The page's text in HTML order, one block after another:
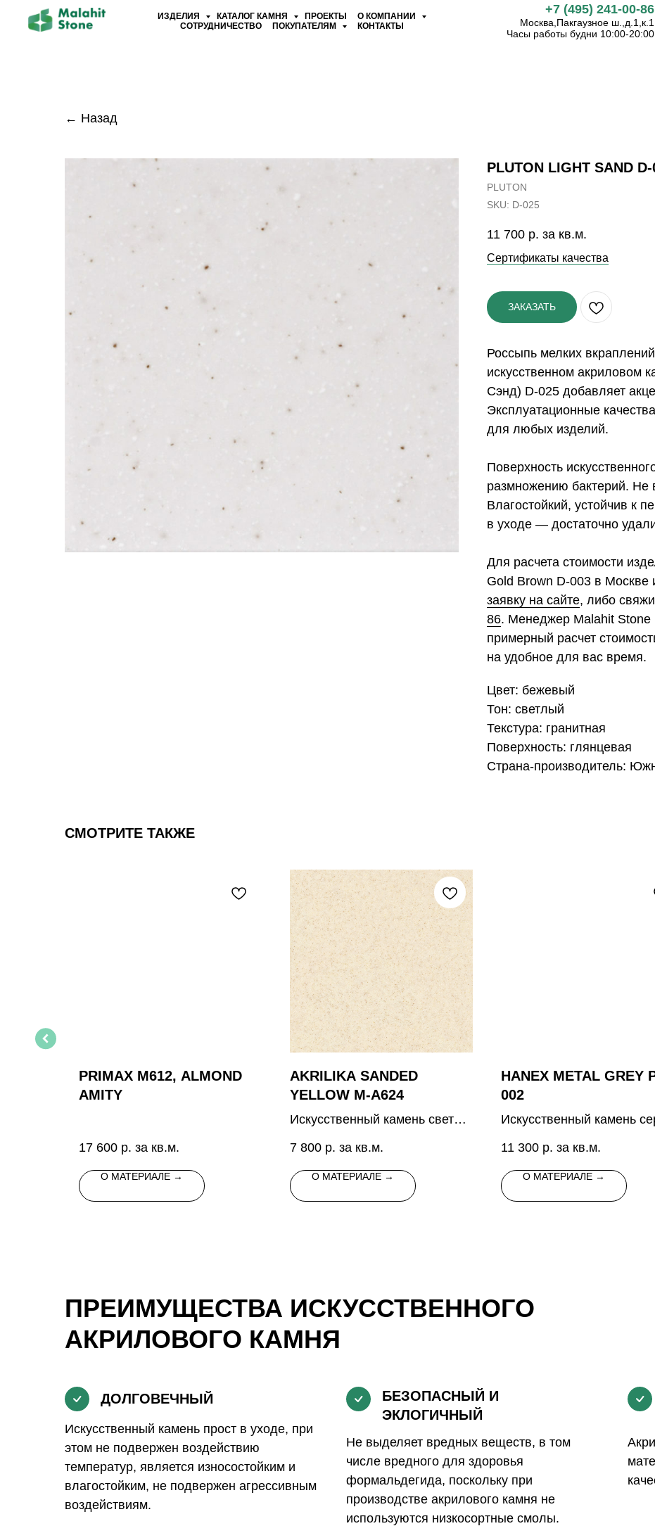
ИЗДЕЛИЯ КАТАЛОГ КАМНЯ ПРОЕКТЫ
О КОМПАНИИ
СОТРУДНИЧЕСТВО
ПОКУПАТЕЛЯМ КОНТАКТЫ
+7 (495) 241-00-86
Москва,Пакгаузное ш.,д.1,к.1
Часы работы будни 10:00-20:00
← Назад
PLUTON LIGHT SAND D-
PLUTON
SKU: D-025
11 700 р. за кв.м.
Сертификаты качества
ЗАКАЗАТЬ
Россыпь мелких
искусственном акриловом
Сэнд) D-025 добавляет
Эксплуатационные
для любых изделий.
Поверхность
размножению бактерий.
Влагостойкий, устойчив к
в уходе — достаточно
Для расчета стоимости
Gold Brown D-003 в Москве
заявку на сайте, либо
86. Менеджер Malahit Stone
примерный расчет
на удобное для вас время.
Цвет: бежевый
Тон: светлый
Текстура: гранитная
Поверхность: глянцевая
Страна-производитель:
СМОТРИТЕ ТАКЖЕ
PRIMAX M612, ALMOND
AMITY
17 600 р. за кв.м.
О МАТЕРИАЛЕ →
AKRILIKA SANDED
YELLOW M-A624
Искусственный камень светло-
темными и белыми
вкраплениями
7 800 р. за кв.м.
О МАТЕРИАЛЕ →
HANEX METAL GREY
002
Искусственный камень
вкраплениями
11 300 р. за кв.м.
О МАТЕРИАЛЕ →
ПРЕИМУЩЕСТВА ИСКУССТВЕННОГО
АКРИЛОВОГО КАМНЯ
ДОЛГОВЕЧНЫЙ
Искусственный камень прост в уходе, при
этом не подвержен воздействию
температур, является износостойким и
влагостойким, не подвержен агрессивным
воздействиям.
БЕЗОПАСНЫЙ И
ЭКЛОГИЧНЫЙ
Не выделяет вредных веществ, в том
числе вредного для здоровья
формальдегида, поскольку при
производстве акрилового камня не
используются низкосортные смолы.